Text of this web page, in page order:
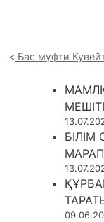
Бас мүфти